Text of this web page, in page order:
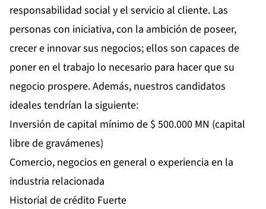
responsabilidad social y el servicio al cliente. Las
personas con iniciativa, con la ambición de poseer,
crecer e innovar sus negocios; ellos son capaces de
poner en el trabajo lo necesario para hacer que su
negocio prospere. Además, nuestros candidatos
ideales tendrían la siguiente:
Inversión de capital mínimo de $ 500.000 MN (capital
libre de gravámenes)
Comercio, negocios en general o experiencia en la
industria relacionada
Historial de crédito Fuerte